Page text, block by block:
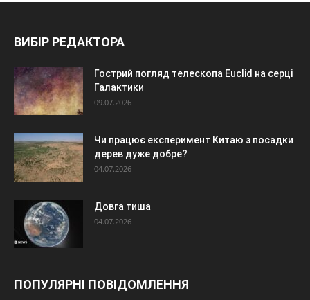
ВИБІР РЕДАКТОРА
Гострий погляд телескопа Euclid на серці
Галактики
09.07.2026
Чи працює експеримент Китаю з посадки
дерев дуже добре?
04.07.2026
Довга тиша
04.07.2026
ПОПУЛЯРНІ ПОВІДОМЛЕННЯ